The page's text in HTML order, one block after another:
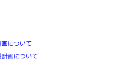
について
画について